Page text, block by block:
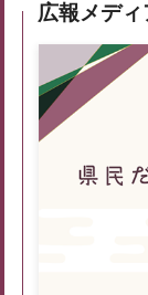
広報メディ